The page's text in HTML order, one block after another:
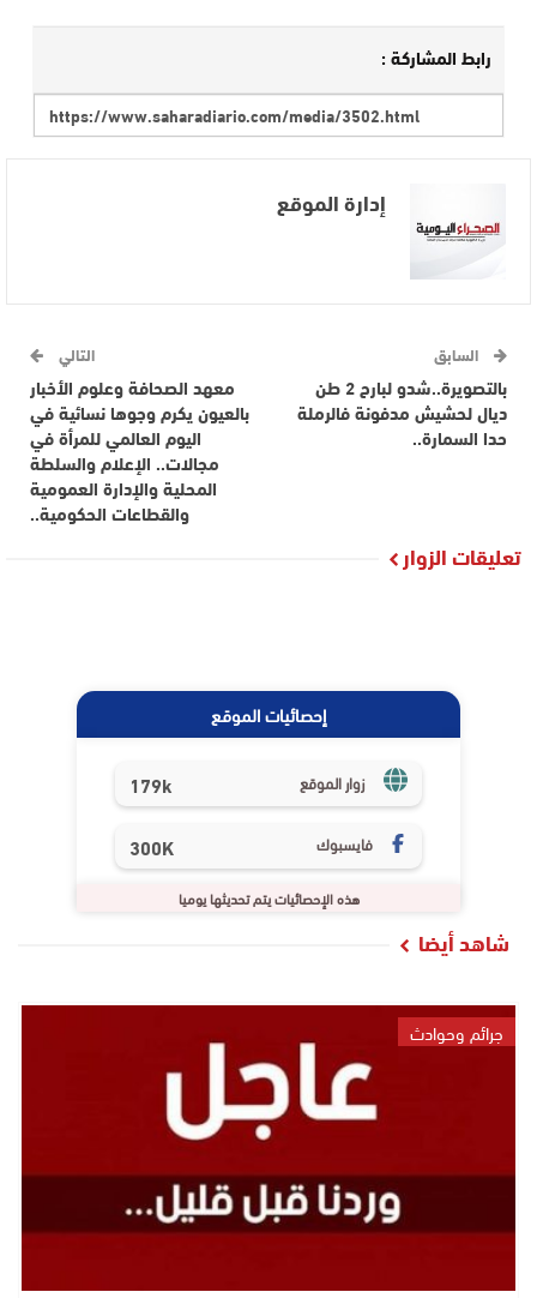
رابط المشاركة :
إدارة الموقع
السابق
بالتصويرة..شدو لبارح 2 طن
ديال لحشيش مدفونة فالرملة
حدا السمارة..
التالي
معهد الصحافة وعلوم الأخبار
بالعيون يكرم وجوها نسائية في
اليوم العالمي للمرأة في
مجالات.. الإعلام والسلطة
المحلية والإدارة العمومية
والقطاعات الحكومية..
تعليقات الزوار
إحصائيات الموقع
زوار الموقع 179k
فايسبوك 300K
هذه الإحصائيات يتم تحديثها يوميا
شاهد أيضا
جرائم وحوادث